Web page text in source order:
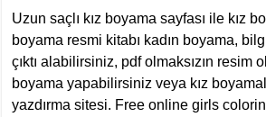
Uzun saçlı kız boyama sayfası ile kız
boyama resmi kitabı kadın boyama,
çıktı alabilirsiniz, pdf olmaksızın resim
boyama yapabilirsiniz veya kız
yazdırma sitesi. Free online girls